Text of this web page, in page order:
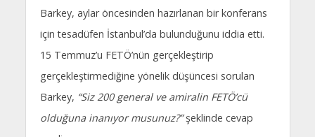
Barkey, aylar öncesinden hazırlanan bir konferans
için tesadüfen İstanbul’da bulunduğunu iddia etti.
15 Temmuz’u FETÖ’nün gerçekleştirip
gerçekleştirmediğine yönelik düşüncesi sorulan
Barkey, “Siz 200 general ve amiralin FETÖ’cü
olduğuna inanıyor musunuz?”şeklinde cevap